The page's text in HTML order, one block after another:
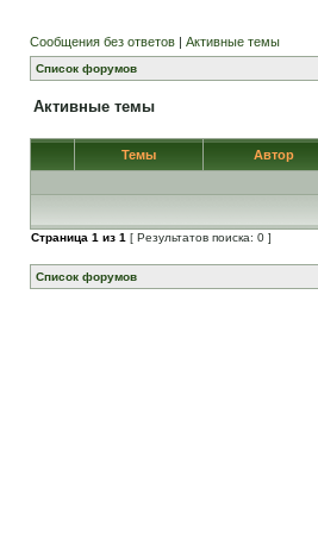
Сообщения без ответов | Активные темы
Список форумов
Активные темы
Темы Автор
Страница 1 из 1 [ Результатов поиска: 0 ]
Список форумов